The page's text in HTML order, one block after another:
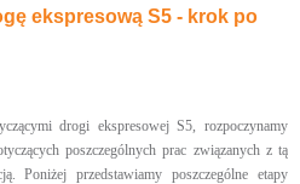
ekspresową S5 - krok po
drogi ekspresowej S5, rozpoczynamy
poszczególnych prac związanych z tą
Poniżej przedstawiamy poszczególne etapy